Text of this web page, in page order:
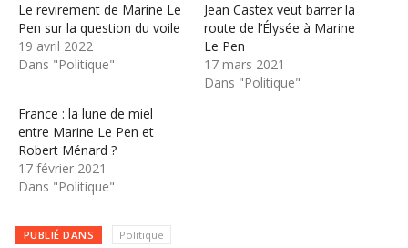
Le revirement de Marine Le
Pen sur la question du voile
19 avril 2022
Dans "Politique"
Jean Castex veut barrer la
route de l’Élysée à Marine
Le Pen
17 mars 2021
Dans "Politique"
France : la lune de miel
entre Marine Le Pen et
Robert Ménard ?
17 février 2021
Dans "Politique"
PUBLIÉ DANS Politique